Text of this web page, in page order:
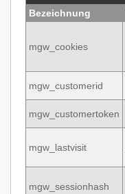
Bezeichnung
mgw_cookies
mgw_customerid
mgw_customertoken
mgw_lastvisit
mgw_sessionhash